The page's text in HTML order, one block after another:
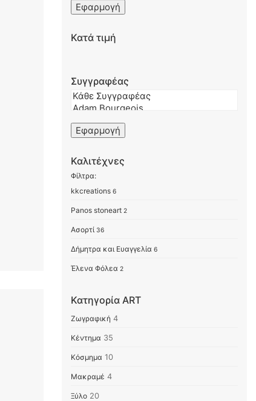
Εφαρμογή
Κατά τιμή
Συγγραφέας
Εφαρμογή
Καλιτέχνες
Φίλτρα:
kkcreations 6
Panos stoneart 2
Ασορτί 36
Δήμητρα και Ευαγγελία 6
Έλενα Φόλεα 2
Κατηγορία ART
Ζωγραφική 4
Κέντημα 35
Κόσμημα 10
Μακραμέ 4
Ξύλο 20